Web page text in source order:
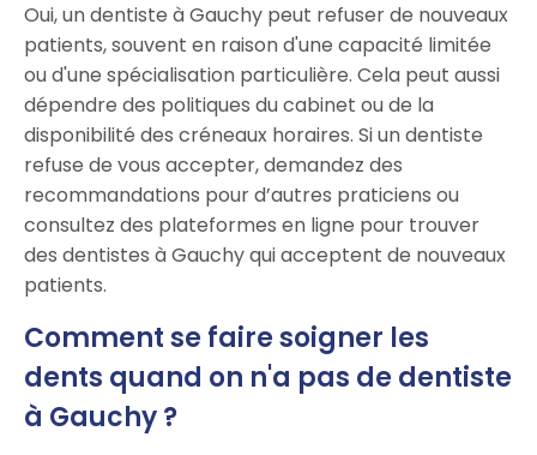
Oui, un dentiste à Gauchy peut refuser de nouveaux
patients, souvent en raison d'une capacité limitée
ou d'une spécialisation particulière. Cela peut aussi
dépendre des politiques du cabinet ou de la
disponibilité des créneaux horaires. Si un dentiste
refuse de vous accepter, demandez des
recommandations pour d’autres praticiens ou
consultez des plateformes en ligne pour trouver
des dentistes à Gauchy qui acceptent de nouveaux
patients.
Comment se faire soigner les
dents quand on n'a pas de dentiste
à Gauchy ?